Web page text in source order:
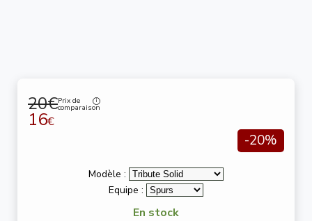
20€Prix de
comparaison
16€
-20%
Modèle :
Equipe :
En stock